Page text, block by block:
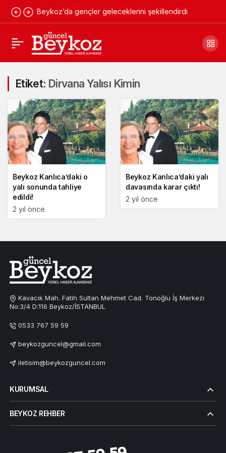
Beykoz’da gençler geleceklerini şekillendirdi
Etiket: Dirvana Yalısı Kimin
Beykoz Kanlıca’daki o
yalı sonunda tahliye
edildi!
2 yıl önce
Beykoz Kanlıca’daki yalı
davasında karar çıktı!
2 yıl önce
Kavacık Mah. Fatih Sultan Mehmet Cad. Tonoğlu İş Merkezi
No:3/4 D:116 Beykoz/İSTANBUL
0533 767 59 59
beykozguncel@gmail.com
iletisim@beykozguncel.com
KURUMSAL
BEYKOZ REHBER